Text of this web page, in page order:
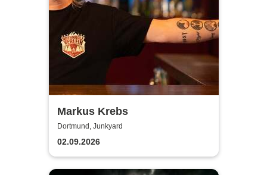
Markus Krebs
Dortmund, Junkyard
02.09.2026